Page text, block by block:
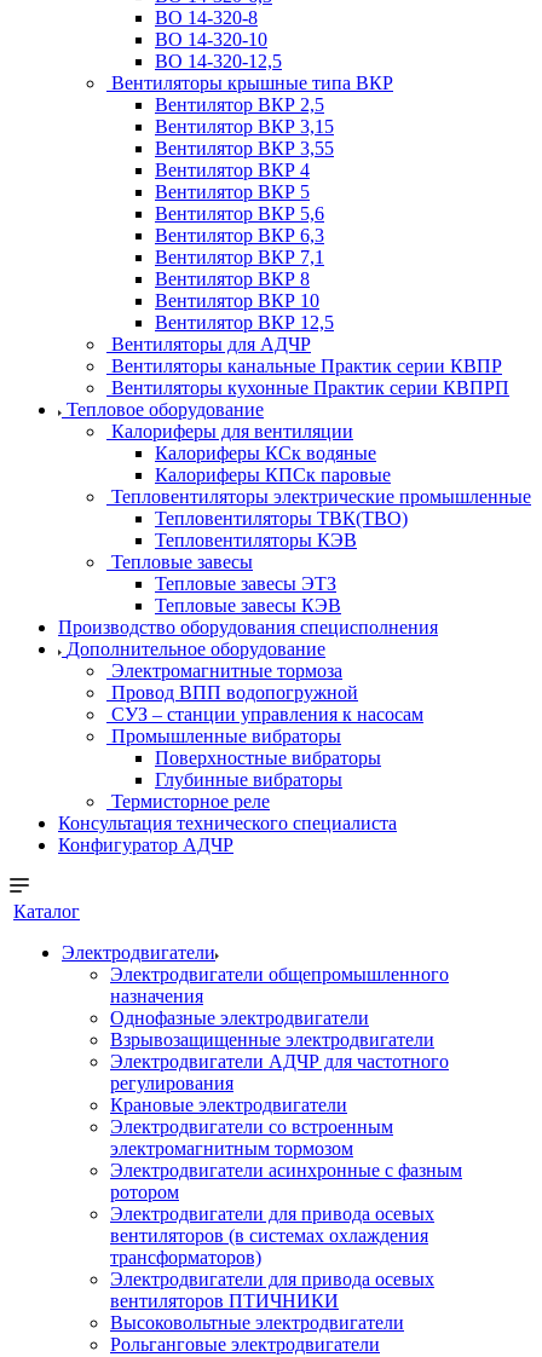
ВО 14-320-8
ВО 14-320-10
ВО 14-320-12,5
Вентиляторы крышные типа ВКР
Вентилятор ВКР 2,5
Вентилятор ВКР 3,15
Вентилятор ВКР 3,55
Вентилятор ВКР 4
Вентилятор ВКР 5
Вентилятор ВКР 5,6
Вентилятор ВКР 6,3
Вентилятор ВКР 7,1
Вентилятор ВКР 8
Вентилятор ВКР 10
Вентилятор ВКР 12,5
Вентиляторы для АДЧР
Вентиляторы канальные Практик серии КВПР
Вентиляторы кухонные Практик серии КВПРП
Тепловое оборудование
Калориферы для вентиляции
Калориферы КСк водяные
Калориферы КПСк паровые
Тепловентиляторы электрические промышленные
Тепловентиляторы ТВК(ТВО)
Тепловентиляторы КЭВ
Тепловые завесы
Тепловые завесы ЭТЗ
Тепловые завесы КЭВ
Производство оборудования специсполнения
Дополнительное оборудование
Электромагнитные тормоза
Провод ВПП водопогружной
СУЗ – станции управления к насосам
Промышленные вибраторы
Поверхностные вибраторы
Глубинные вибраторы
Термисторное реле
Консультация технического специалиста
Конфигуратор АДЧР
Каталог
Электродвигатели
Электродвигатели общепромышленного
назначения
Однофазные электродвигатели
Взрывозащищенные электродвигатели
Электродвигатели АДЧР для частотного
регулирования
Крановые электродвигатели
Электродвигатели со встроенным
электромагнитным тормозом
Электродвигатели асинхронные с фазным
ротором
Электродвигатели для привода осевых
вентиляторов (в системах охлаждения
трансформаторов)
Электродвигатели для привода осевых
вентиляторов ПТИЧНИКИ
Высоковольтные электродвигатели
Рольганговые электродвигатели